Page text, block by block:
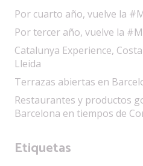
Por cuarto año, vuelve la
Por tercer año, vuelve la
Catalunya Experience,
Lleida
Terrazas abiertas en
Restaurantes y productos
Barcelona en tiempos de
Etiquetas